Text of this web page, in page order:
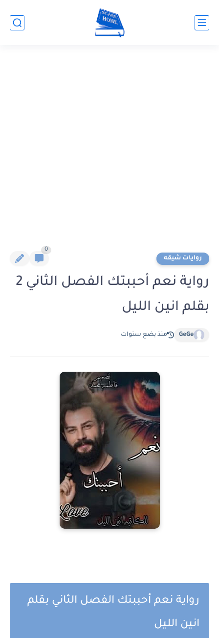
روايات شيقه
0
رواية نعم أحببتك الفصل الثاني 2
بقلم انين الليل
GeGe منذ بضع سنوات
رواية نعم أحببتك الفصل الثاني بقلم
انين الليل